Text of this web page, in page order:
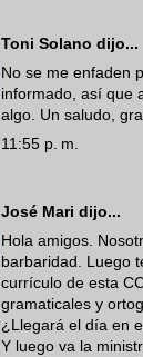
Toni Solano dijo...
No se me enfaden
informado, así que
algo. Un saludo,
11:55 p. m.
José Mari dijo...
Hola amigos.
barbaridad. Luego
currículo de esta
gramaticales y
¿Llegará el día en
Y luego va la